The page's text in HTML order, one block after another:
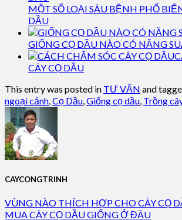
MỘT SỐ LOẠI SÂU BỆNH PHỔ
DẦU
GIỐNG CỌ DẦU NÀO CÓ NĂNG
CÂY CỌ DẦU
This entry was posted in TƯ VẤN and
ngoại cảnh,Cọ Dầu,Giống cọ dầu, Trồng
CAYCONGTRINH
VÙNG NÀO THÍCH HỢP CHO CÂY CỌ
MUA CÂY CỌ DẦU GIỐNG Ở ĐÂU